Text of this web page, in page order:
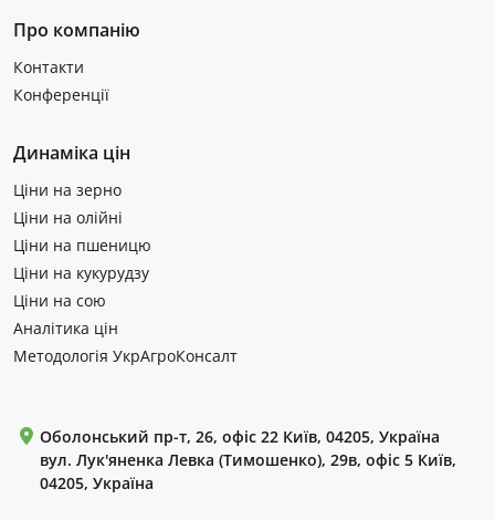
Про компанію
Контакти
Конференції
Динаміка цін
Ціни на зерно
Ціни на олійні
Ціни на пшеницю
Ціни на кукурудзу
Ціни на сою
Аналітика цін
Методологія УкрАгроКонсалт
Оболонський пр-т, 26, офіс 22 Київ, 04205, Україна
вул. Лук'яненка Левка (Тимошенко), 29в, офіс 5 Київ,
04205, Україна